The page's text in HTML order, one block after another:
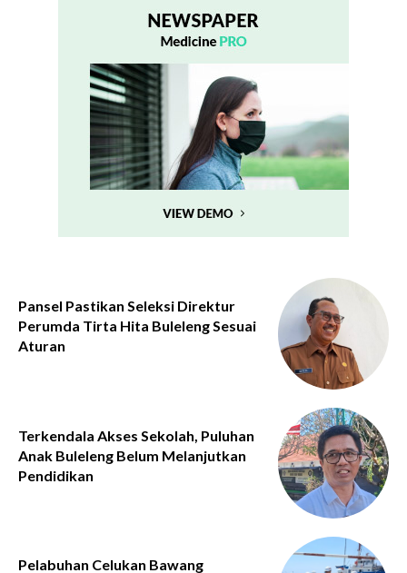
Pansel Pastikan Seleksi Direktur
Perumda Tirta Hita Buleleng Sesuai
Aturan
Terkendala Akses Sekolah, Puluhan
Anak Buleleng Belum Melanjutkan
Pendidikan
Pelabuhan Celukan Bawang